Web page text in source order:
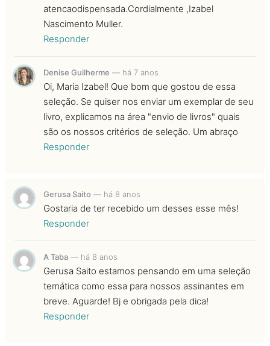
atencaodispensada.Cordialmente ,Izabel
Nascimento Muller.
Responder
Denise Guilherme — há 7 anos
Oi, Maria Izabel! Que bom que gostou de essa
seleção. Se quiser nos enviar um exemplar de seu
livro, explicamos na área "envio de livros" quais
são os nossos critérios de seleção. Um abraço
Responder
Gerusa Saito — há 8 anos
Gostaria de ter recebido um desses esse mês!
Responder
A Taba — há 8 anos
Gerusa Saito estamos pensando em uma seleção
temática como essa para nossos assinantes em
breve. Aguarde! Bj e obrigada pela dica!
Responder